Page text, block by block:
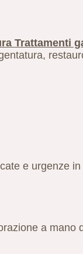
Trattamenti
e urgenze
a mano